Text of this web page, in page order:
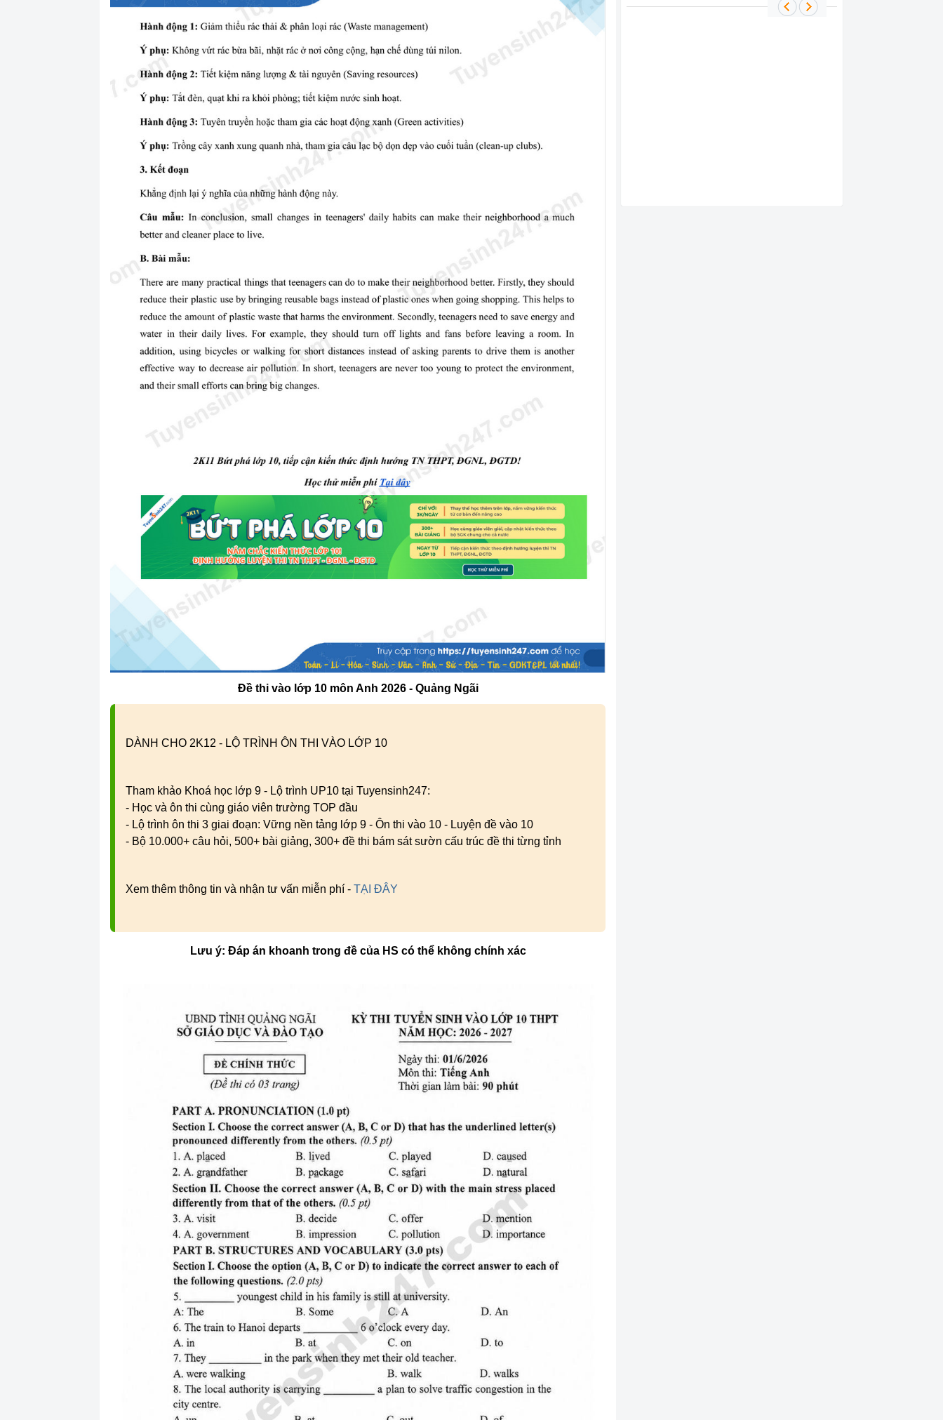
Đề thi vào lớp 10 môn Anh 2026 - Quảng Ngãi
DÀNH CHO 2K12 - LỘ TRÌNH ÔN THI VÀO LỚP 10
Tham khảo Khoá học lớp 9 - Lộ trình UP10 tại Tuyensinh247:
- Học và ôn thi cùng giáo viên trường TOP đầu
- Lộ trình ôn thi 3 giai đoạn: Vững nền tảng lớp 9 - Ôn thi vào 10 - Luyện đề vào 10
- Bộ 10.000+ câu hỏi, 500+ bài giảng, 300+ đề thi bám sát sườn cấu trúc đề thi từng tỉnh
Xem thêm thông tin và nhận tư vấn miễn phí - TẠI ĐÂY
Lưu ý: Đáp án khoanh trong đề của HS có thể không chính xác